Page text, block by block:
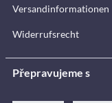
Versandinformationen
Widerrufsrecht
Přepravujeme s